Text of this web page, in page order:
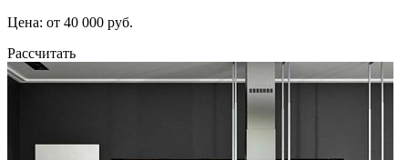
Цена: от 40 000 руб.
Рассчитать